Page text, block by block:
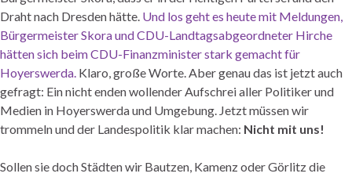
Draht nach Dresden hätte. Und los geht es heute mit Meldungen,
Bürgermeister Skora und CDU-Landtagsabgeordneter Hirche
hätten sich beim CDU-Finanzminister stark gemacht für
Hoyerswerda. Klaro, große Worte. Aber genau das ist jetzt auch
gefragt: Ein nicht enden wollender Aufschrei aller Politiker und
Medien in Hoyerswerda und Umgebung. Jetzt müssen wir
trommeln und der Landespolitik klar machen: Nicht mit uns!
Sollen sie doch Städten wir Bautzen, Kamenz oder Görlitz die